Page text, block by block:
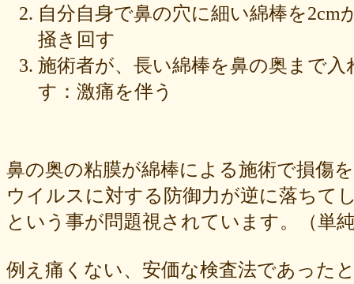
自分自身で鼻の穴に細い綿棒を2cm
掻き回す
施術者が、長い綿棒を鼻の奥まで
す：激痛を伴う
鼻の奥の粘膜が綿棒による施術で損傷
ウイルスに対する防御力が逆に落ちて
という事が問題視されています。（単
例え痛くない、安価な検査法であった